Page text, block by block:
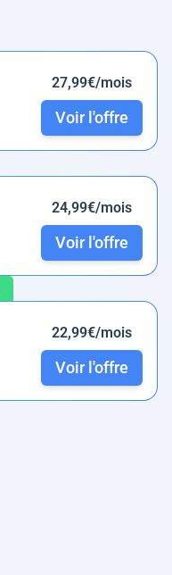
27,99€/mois
Voir l'offre
24,99€/mois
Voir l'offre
22,99€/mois
Voir l'offre